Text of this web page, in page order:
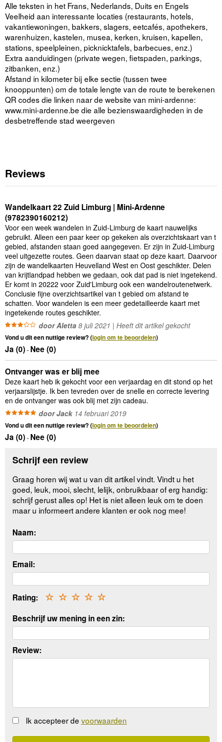
Alle teksten in het Frans, Nederlands, Duits en Engels
Veelheid aan interessante locaties (restaurants, hotels,
vakantiewoningen, bakkers, slagers, eetcafés, apothekers,
warenhuizen, kastelen, musea, kerken, kruisen, kapellen,
stations, speelpleinen, picknicktafels, barbecues, enz.)
Extra aanduidingen (private wegen, fietspaden, parkings,
zitbanken, enz.)
Afstand in kilometer bij elke sectie (tussen twee
knooppunten) om de totale lengte van de route te berekenen
QR codes die linken naar de website van mini-ardenne:
www.mini-ardenne.be die alle bezienswaardigheden in de
desbetreffende stad weergeven
Reviews
Wandelkaart 22 Zuid Limburg | Mini-Ardenne
(9782390160212)
Voor een week wandelen in Zuid-Limburg de kaart nauwelijks
gebruikt. Alleen een paar keer op gekeken als overzichtskaart van t
gebied, afstanden staan goed aangegeven. Er zijn in Zuid-Limburg
veel uitgezette routes. Geen daarvan staat op deze kaart. Daarvoor
zijn de wandelkaarten Heuvelland West en Oost geschikter. Delen
van krijtlandpad hebben we gedaan, ook dat pad is niet ingetekend.
Er komt in 20222 voor Zuid'Limburg ook een wandelroutenetwerk.
Conclusie fijne overzichtsartikel van t gebied om afstand te
schatten. Voor wandelen is een meer gedetailleerde kaart met
ingetekende routes geschikter.
door Aletta 8 juli 2021 | Heeft dit artikel gekocht
Vond u dit een nuttige review? (login om te beoordelen)
Ja (0)- Nee (0)
Ontvanger was er blij mee
Deze kaart heb ik gekocht voor een verjaardag en dit stond op het
verjaarslijstje. Ik ben tevreden over de snelle en correcte levering
en de ontvanger was ook blij met zijn cadeau.
door Jack14 februari 2019
Vond u dit een nuttige review? (login om te beoordelen)
Ja (0)- Nee (0)
Schrijf een review
Graag horen wij wat u van dit artikel vindt. Vindt u het
goed, leuk, mooi, slecht, lelijk, onbruikbaar of erg handig:
schrijf gerust alles op! Het is niet alleen leuk om te doen
maar u informeert andere klanten er ook nog mee!
Naam:
Email:
Rating: ☆
☆
☆
☆
☆
Beschrijf uw mening in een zin:
Review:
Ik accepteer de voorwaarden